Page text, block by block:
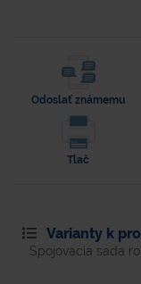
Odoslať známemu
Tlač
Varianty k
Spojovacia sada